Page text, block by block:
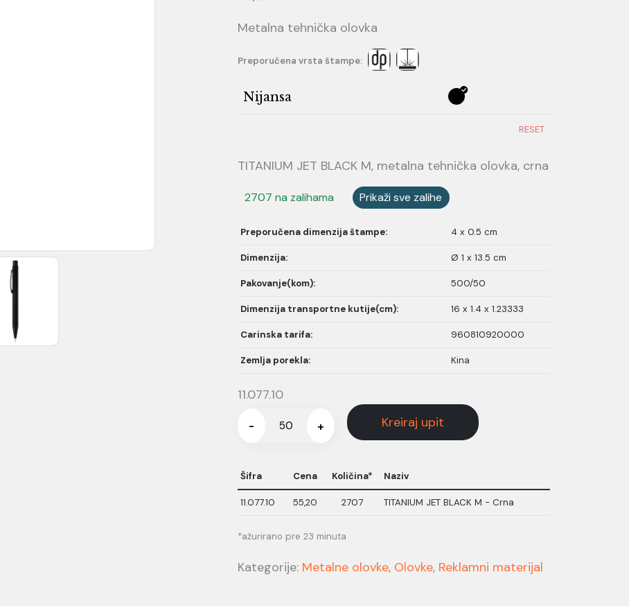
Metalna tehnička olovka
Preporučena vrsta štampe:
Nijansa
RESET
TITANIUM JET BLACK M, metalna tehnička olovka, crna
2707 na zalihama Prikaži sve zalihe
Preporučena dimenzija štampe: 4 x 0.5 cm
Dimenzija: Ø 1 x 13.5 cm
Pakovanje(kom): 500/50
Dimenzija transportne kutije(cm): 16 x 1.4 x 1.23333
Carinska tarifa: 960810920000
Zemlja porekla: Kina
11.077.10
- + Kreiraj upit
Šifra Cena Količina* Naziv
11.077.10 55,20 2707 TITANIUM JET BLACK M - Crna
*ažurirano pre 23 minuta
Kategorije: Metalne olovke, Olovke, Reklamni materijal